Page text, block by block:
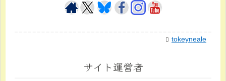
tokeyneale
サイト運営者